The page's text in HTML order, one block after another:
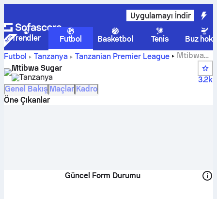
Uygulamayı İndir
Trendler Futbol Basketbol Tenis
Buz
Futbol
Tanzanya Tanzanian Premier League
Mtibwa
Sugar skorları, fikstürleri, puan durumu ve oyuncu
istatistikleri
Mtibwa Sugar
Tanzanya
3.2k
Genel Bakış Maçlar Kadro
Öne Çıkanlar
Güncel Form Durumu